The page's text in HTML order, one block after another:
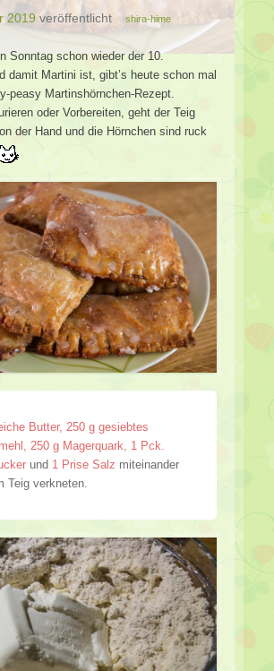
2019 veröffentlicht shira-hime
Sonntag schon wieder der 10.
damit Martini ist, gibt’s heute schon mal
peasy Martinshörnchen-Rezept.
oder Vorbereiten, geht der Teig
der Hand und die Hörnchen sind ruck
Butter, 250 g gesiebtes
250 g Magerquark, 1 Pck.
und 1 Prise Salz miteinander
Teig verkneten.